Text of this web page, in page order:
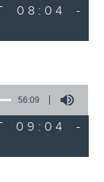
08:04 -
56:09
09:04 -